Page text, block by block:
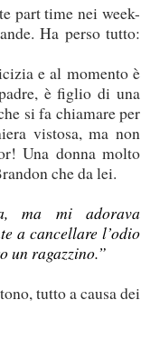
part time nei week-
Ha perso tutto:
e al momento è
è figlio di una
si fa chiamare per
vistosa, ma non
Una donna molto
che da lei.
ma mi adorava
a cancellare l’odio
un ragazzino.”
tutto a causa dei